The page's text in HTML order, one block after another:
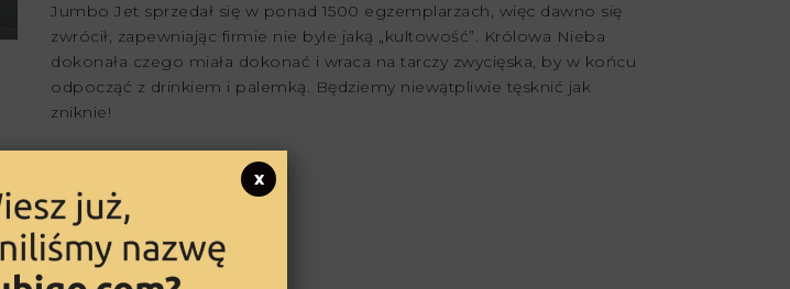
Jumbo Jet sprzedał się w ponad 1500 egzemplarzach, więc dawno się
zwrócił, zapewniając firmie nie byle jaką „kultowość”. Królowa Nieba
dokonała czego miała dokonać i wraca na tarczy zwycięska, by w końcu
odpocząć z drinkiem i palemką. Będziemy niewątpliwie tęsknić jak
zniknie!
x